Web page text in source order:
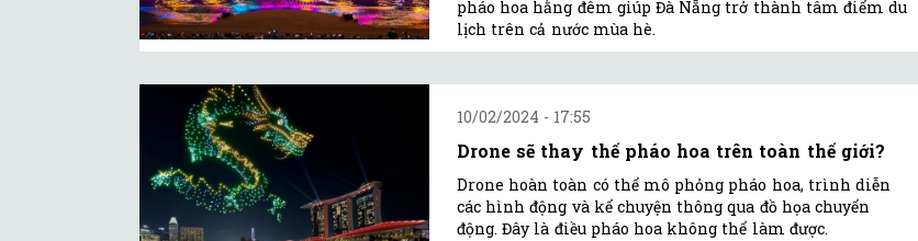
pháo hoa hằng đêm giúp Đà Nẵng trở thành tâm điểm du
lịch trên cả nước mùa hè.
10/02/2024 - 17:55
Drone sẽ thay thế pháo hoa trên toàn thế giới?
Drone hoàn toàn có thể mô phỏng pháo hoa, trình diễn
các hình động và kể chuyện thông qua đồ họa chuyển
động. Đây là điều pháo hoa không thể làm được.